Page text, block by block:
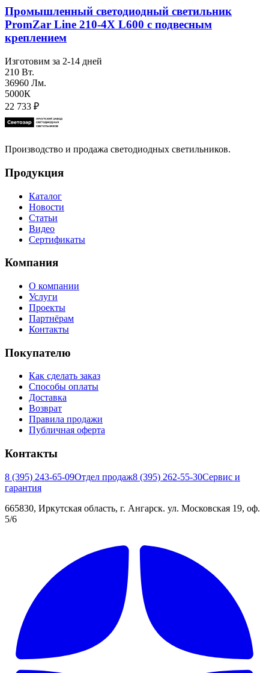
Промышленный светодиодный светильник
PromZar Line 210-4Х L600 с подвесным
креплением
Изготовим за 2-14 дней
210 Вт.
36960 Лм.
5000К
22 733 ₽
Производство и продажа светодиодных светильников.
Продукция
Каталог
Новости
Статьи
Видео
Сертификаты
Компания
О компании
Услуги
Проекты
Партнёрам
Контакты
Покупателю
Как сделать заказ
Способы оплаты
Доставка
Возврат
Правила продажи
Публичная оферта
Контакты
8 (395) 243-65-09Отдел продаж8 (395) 262-55-30Сервис и
гарантия
665830, Иркутская область, г. Ангарск. ул. Московская 19, оф.
5/6